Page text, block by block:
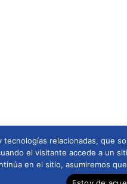
tecnologías relacionadas, que
el visitante accede a un
en el sitio, asumiremos